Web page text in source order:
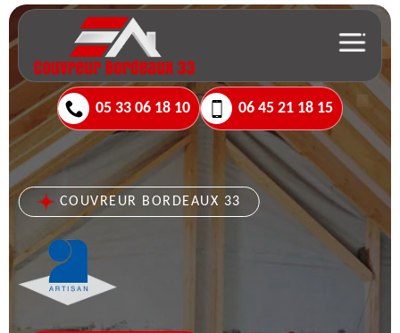
05 33 06 18 10 06 45 21 18 15
COUVREUR BORDEAUX 33